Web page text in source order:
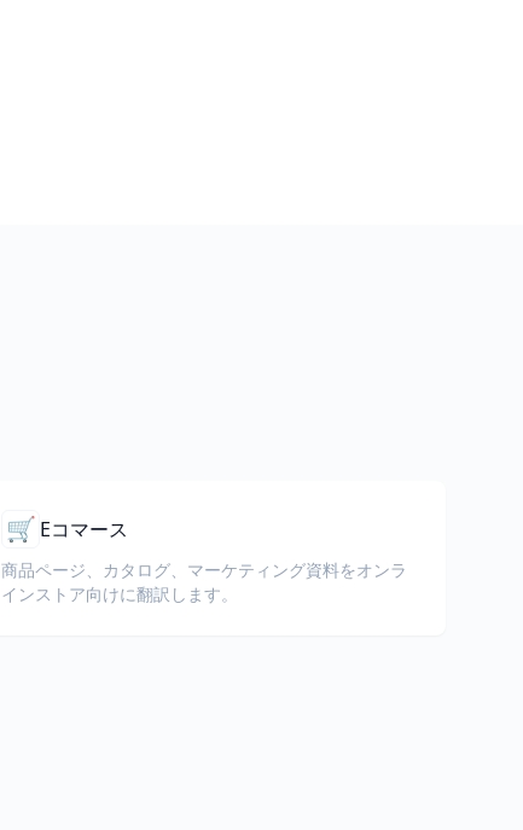
🛒 Eコマース
商品ページ、カタログ、マーケティング資料をオンラ
インストア向けに翻訳します。